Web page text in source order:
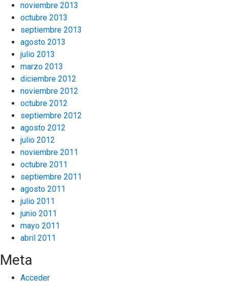
noviembre 2013
octubre 2013
septiembre 2013
agosto 2013
julio 2013
marzo 2013
diciembre 2012
noviembre 2012
octubre 2012
septiembre 2012
agosto 2012
julio 2012
noviembre 2011
octubre 2011
septiembre 2011
agosto 2011
julio 2011
junio 2011
mayo 2011
abril 2011
Meta
Acceder